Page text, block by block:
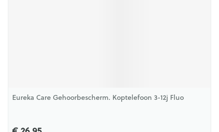
Eureka Care Gehoorbescherm. Koptelefoon 3-12j Fluo